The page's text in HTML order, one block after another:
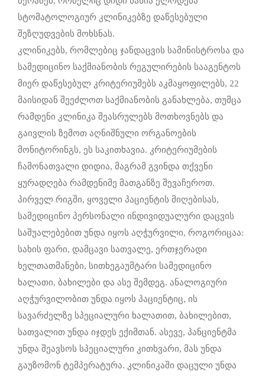
სტომატოლოგიურ კლინიკებზე დაწესებული
შეზღუდვების მოხსნას.
კლინიკებს, რომლებიც ჯანდაცვის სამინისტროსა და
სამედიცინო საქმიანობის რეგულირების სააგენტოს
მიერ დაწესებულ კრიტერიუმებს აკმაყოფილებს, 22
მაისიდან შეეძლოთ საქმიანობის განახლება, თუმცა
რამდენი კლინიკა შეასრულებს მოთხოვნებს და
გაივლის ზემოთ აღნიშნული ორგანოების
მონიტორინგს, ეს საკითხავია. კრიტერიუმების
ჩამონათვალი დიდია, მაგრამ გვინდა თქვენი
ყურადღება რამდენიმე მათგანზე შევაჩეროთ.
პირველ რიგში, ყოველი პაციენტის მიღებისას,
სამედიცინო პერსონალი ინდივიდუალური დაცვის
საშუალებებით უნდა იყოს აღჭურვილი, როგორიცაა:
სახის ფარი, დამცავი სათვალე, ერთჯერადი
ხელთათმანები, სითხეგაუმტარი სამედიცინო
ხალათი, ბახილები და ასე შემდეგ. ანალოგიური
აღჭურვილობით უნდა იყოს პაციენტიც, ის
სავარძელზე სპეციალური ხალათით, ბახილებით,
სათვალით უნდა იჯდეს ექიმთან. ასევე, პანციენტმა
უნდა შეავსოს სპეციალური კითხვარი, მას უნდა
გაუზომონ ტემპერატურა. კლინიკაში დაცული უნდა